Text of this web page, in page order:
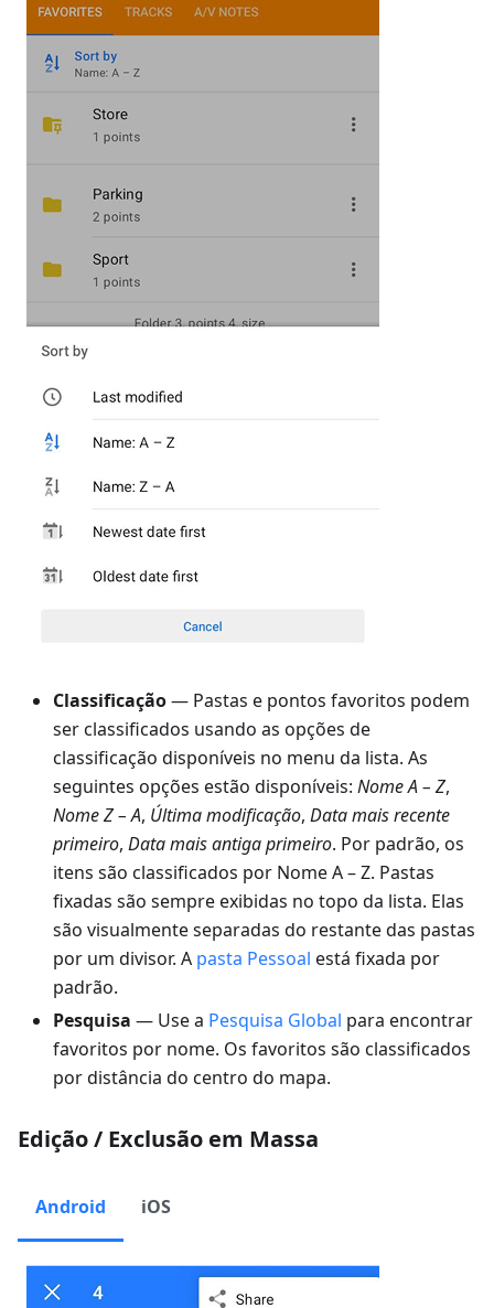
Classificação— Pastas e pontos favoritos podem
ser classificados usando as opções de
classificação disponíveis no menu da lista. As
seguintes opções estão disponíveis: Nome A – Z,
Nome Z – A, Última modificação, Data mais recente
primeiro, Data mais antiga primeiro. Por padrão, os
itens são classificados por Nome A – Z. Pastas
fixadas são sempre exibidas no topo da lista. Elas
são visualmente separadas do restante das pastas
por um divisor. A pasta Pessoal está fixada por
padrão.
Pesquisa — Use a Pesquisa Global para encontrar
favoritos por nome. Os favoritos são classificados
por distância do centro do mapa.
Edição / Exclusão em Massa
Android iOS